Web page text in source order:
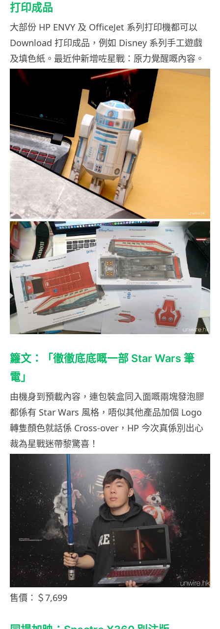
打印成品
大部份 HP ENVY 及 OfficeJet 系列打印機都可以
Download 打印成品，例如 Disney 系列手工遊戲
及填色紙。最近仲新增咗星戰：原力覺醒嘅內容。
籮文：「徹徹底底嘅一部 Star Wars 筆
電」
由機身到預載內容，連包裝盒同入面嘅兩塊發泡膠
都係有 Star Wars 風格，唔似其他產品加個 Logo
轉隻顏色就話係 Cross-over，HP 今次真係別出心
裁為星戰迷帶黎驚喜！
售價：＄7,699